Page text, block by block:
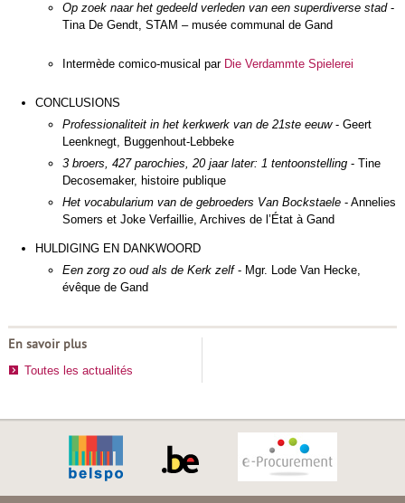
Op zoek naar het gedeeld verleden van een superdiverse stad-
Tina De Gendt, STAM – musée communal de Gand
Intermède comico-musical par Die Verdammte Spielerei
CONCLUSIONS
Professionaliteit in het kerkwerk van de 21ste eeuw- Geert
Leenknegt, Buggenhout-Lebbeke
3 broers, 427 parochies, 20 jaar later: 1 tentoonstelling- Tine
Decosemaker, histoire publique
Het vocabularium van de gebroeders Van Bockstaele- Annelies
Somers et Joke Verfaillie, Archives de l’État à Gand
HULDIGING EN DANKWOORD
Een zorg zo oud als de Kerk zelf- Mgr. Lode Van Hecke,
évêque de Gand
En savoir plus
Toutes les actualités